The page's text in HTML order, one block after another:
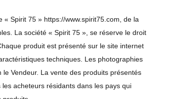
Spirit 75 » https://www.spirit75.com, de la
La société « Spirit 75 », se réserve le droit
produit est présenté sur le site internet
techniques. Les photographies
Vendeur. La vente des produits présentés
acheteurs résidants dans les pays qui